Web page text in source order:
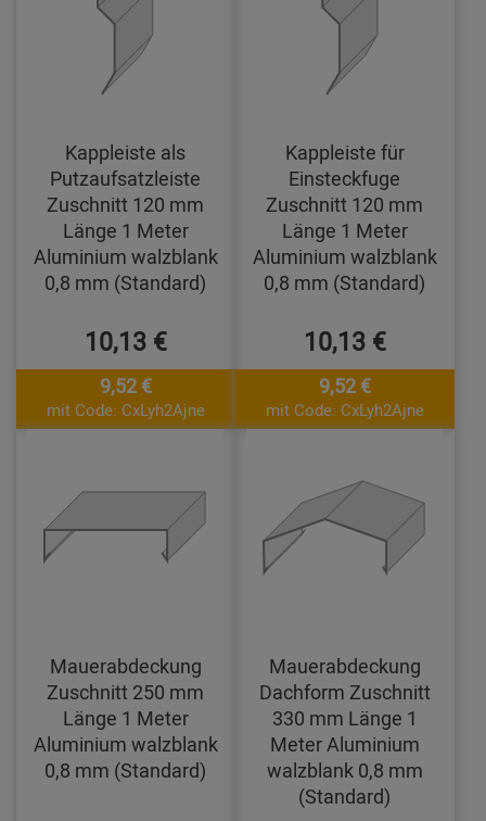
Kappleiste als
Putzaufsatzleiste
Zuschnitt 120 mm
Länge 1 Meter
Aluminium walzblank
0,8 mm (Standard)
10,13 €
9,52 €
mit Code: CxLyh2Ajne
Kappleiste für
Einsteckfuge
Zuschnitt 120 mm
Länge 1 Meter
Aluminium walzblank
0,8 mm (Standard)
10,13 €
9,52 €
mit Code: CxLyh2Ajne
Mauerabdeckung
Zuschnitt 250 mm
Länge 1 Meter
Aluminium walzblank
0,8 mm (Standard)
Mauerabdeckung
Dachform Zuschnitt
330 mm Länge 1
Meter Aluminium
walzblank 0,8 mm
(Standard)